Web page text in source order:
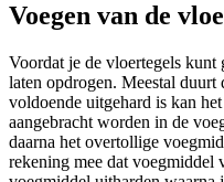
Voegen van de
Voordat je de vloertegels kunt
laten opdrogen. Meestal
voldoende uitgehard is kan
aangebracht worden in de
daarna het overtollige
rekening mee dat voegmiddel